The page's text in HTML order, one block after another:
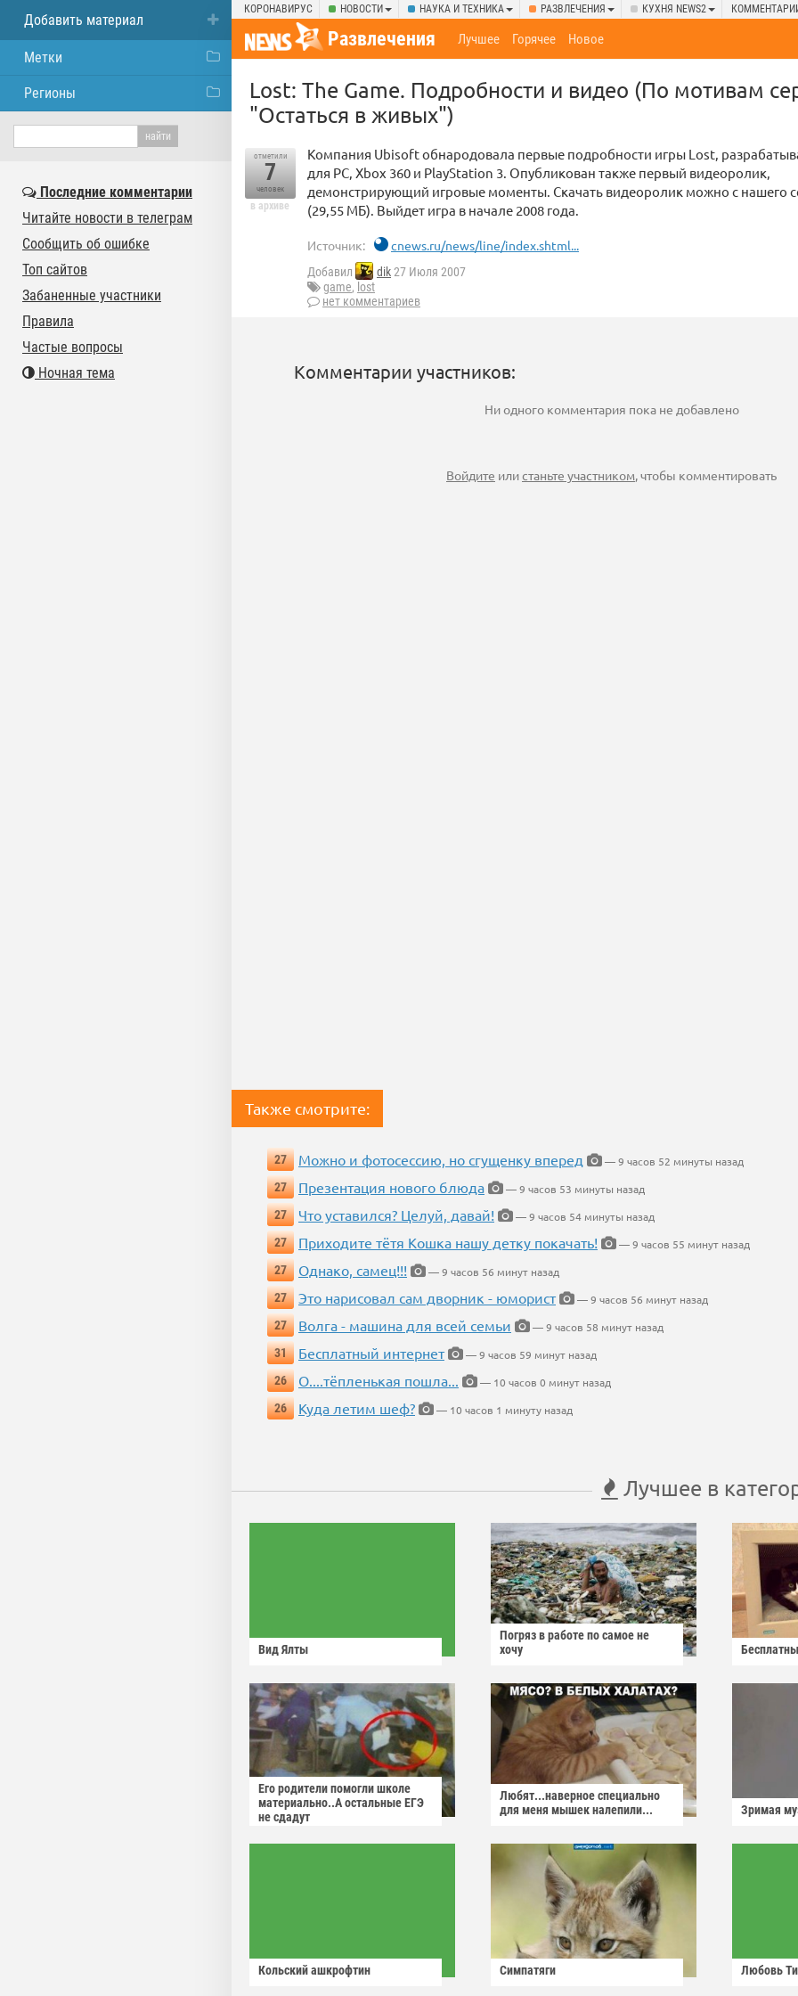
КОРОНАВИРУС НОВОСТИ НАУКА И ТЕХНИКА РАЗВЛЕЧЕНИЯ КУХНЯ NEWS2
Развлечения Лучшее Горячее Новое
Lost: The Game. Подробности и видео (По мотивам
"Остаться в живых")
отметили
7
человек
в архиве
Компания Ubisoft обнародовала первые подробности игры Lost,
для PC, Xbox 360 и PlayStation 3. Опубликован также первый видеоролик,
демонстрирующий игровые моменты. Скачать видеоролик можно с нашего
(29,55 МБ). Выйдет игра в начале 2008 года.
Источник: cnews.ru/news/line/index.shtml...
Добавил dik27 Июля 2007
game, lost
нет комментариев
Комментарии участников:
Ни одного комментария пока не добавлено
Войдите илистаньте участником, чтобы комментировать
Также смотрите:
27 Можно и фотосессию, но сгущенку вперед
— 9 часов 52 минуты назад
27
Презентация нового блюда
— 9 часов 53 минуты назад
27
Что уставился? Целуй, давай!
— 9 часов 54 минуты назад
27
Приходите тётя Кошка нашу детку покачать!
— 9 часов 55 минут назад
27
Однако, самец!!!
— 9 часов 56 минут назад
27
Это нарисовал сам дворник - юморист
— 9 часов 56 минут назад
27
Волга - машина для всей семьи
— 9 часов 58 минут назад
31
Бесплатный интернет
— 9 часов 59 минут назад
26
О....тёпленькая пошла...
— 10 часов 0 минут назад
26
Куда летим шеф? — 10 часов 1 минуту назад
Лучшее в
Вид Ялты
Погряз в работе по самое не
хочу
Его родители помогли школе
материально..А остальные ЕГЭ
не сдадут
Любят...наверное специально
для меня мышек налепили...
Зримая
Кольский ашкрофтин Симпатяги Любовь
Добавить материал
Метки
Регионы
Последние комментарии
Читайте новости в телеграм
Сообщить об ошибке
Топ сайтов
Забаненные участники
Правила
Частые вопросы
Ночная тема